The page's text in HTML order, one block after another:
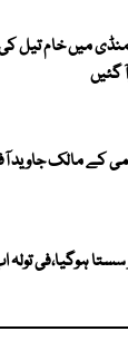
میں خام تیل
گئیں
کے مالک جاوید
سستا ہوگیا،فی